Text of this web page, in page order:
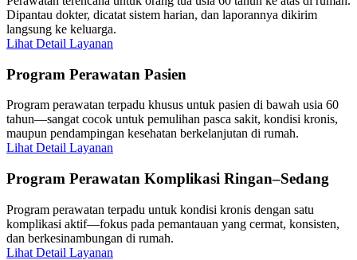
Dipantau dokter, dicatat sistem harian, dan laporannya dikirim
langsung ke keluarga.
Lihat Detail Layanan
Program Perawatan Pasien
Program perawatan terpadu khusus untuk pasien di bawah usia 60
tahun—sangat cocok untuk pemulihan pasca sakit, kondisi kronis,
maupun pendampingan kesehatan berkelanjutan di rumah.
Lihat Detail Layanan
Program Perawatan Komplikasi Ringan–Sedang
Program perawatan terpadu untuk kondisi kronis dengan satu
komplikasi aktif—fokus pada pemantauan yang cermat, konsisten,
dan berkesinambungan di rumah.
Lihat Detail Layanan